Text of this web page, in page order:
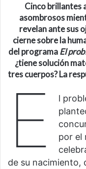
Cinco brillantes
asombrosos
revelan ante sus
cierne sobre la
del programaEl
¿tiene solución
tres cuerpos?La
E
l
por el
de su nacimiento,